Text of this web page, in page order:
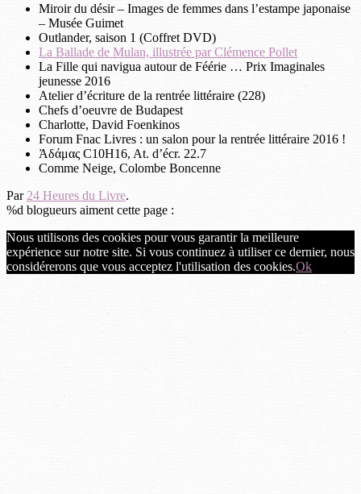
Miroir du désir – Images de femmes dans l’estampe japonaise
– Musée Guimet
Outlander, saison 1 (Coffret DVD)
La Ballade de Mulan, illustrée par Clémence Pollet
La Fille qui navigua autour de Féérie … Prix Imaginales
jeunesse 2016
Atelier d’écriture de la rentrée littéraire (228)
Chefs d’oeuvre de Budapest
Charlotte, David Foenkinos
Forum Fnac Livres : un salon pour la rentrée littéraire 2016 !
Ἀδάμας C10H16, At. d’écr. 22.7
Comme Neige, Colombe Boncenne
Par 24 Heures du Livre.
%d blogueurs aiment cette page :
Nous utilisons des cookies pour vous garantir la meilleure
expérience sur notre site. Si vous continuez à utiliser ce dernier, nous
considérerons que vous acceptez l'utilisation des cookies.Ok